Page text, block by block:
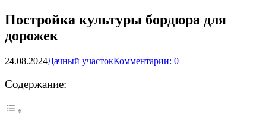
Постройка культуры бордюра для
дорожек
24.08.2024Дачный участокКомментарии: 0
Содержание: